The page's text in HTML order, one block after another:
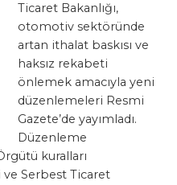
Ticaret Bakanlığı,
otomotiv sektöründe
artan ithalat baskısı ve
haksız rekabeti
önlemek amacıyla yeni
düzenlemeleri Resmi
Gazete’de yayımladı.
Düzenleme
kuralları
Serbest Ticaret